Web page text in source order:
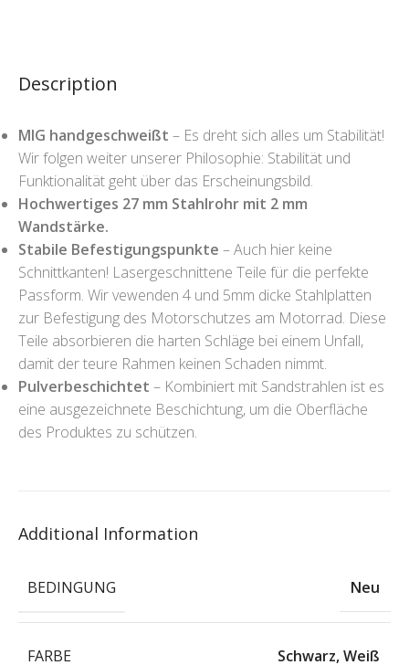
Description
MIG handgeschweißt – Es dreht sich alles um Stabilität!
Wir folgen weiter unserer Philosophie: Stabilität und
Funktionalität geht über das Erscheinungsbild.
Hochwertiges 27 mm Stahlrohr mit 2 mm
Wandstärke.
Stabile Befestigungspunkte – Auch hier keine
Schnittkanten! Lasergeschnittene Teile für die perfekte
Passform. Wir vewenden 4 und 5mm dicke Stahlplatten
zur Befestigung des Motorschutzes am Motorrad. Diese
Teile absorbieren die harten Schläge bei einem Unfall,
damit der teure Rahmen keinen Schaden nimmt.
Pulverbeschichtet – Kombiniert mit Sandstrahlen ist es
eine ausgezeichnete Beschichtung, um die Oberfläche
des Produktes zu schützen.
Additional Information
BEDINGUNG Neu
FARBE Schwarz,Weiß